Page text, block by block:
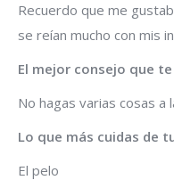
Recuerdo que me
se reían mucho con mis
El mejor consejo que
No hagas varias cosas a
Lo que más cuidas de
El pelo